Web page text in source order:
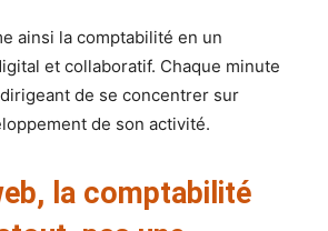
ainsi la comptabilité en un
et collaboratif. Chaque minute
de se concentrer sur
de son activité.
la comptabilité